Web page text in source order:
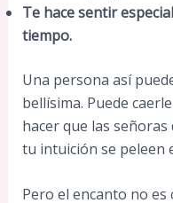
Te hace sentir
tiempo.
Una persona así
bellísima. Puede
hacer que las
tu intuición se peleen
Pero el encanto no es